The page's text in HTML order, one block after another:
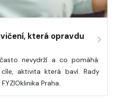
která opravdu
nevydrží a co pomáhá:
aktivita která baví. Rady
Praha.